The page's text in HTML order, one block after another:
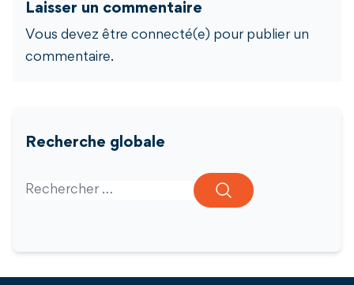
Laisser un commentaire
Vous devez être connecté(e) pour publier un
commentaire.
Recherche globale
Search for: